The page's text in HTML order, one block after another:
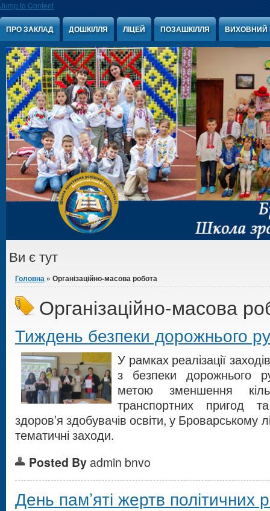
Jump to Content
ПРО ЗАКЛАД ДОШКІЛЛЯ ЛІЦЕЙ ПОЗАШКІЛЛЯ ВИХОВНИЙ
Ви є тут
Головна » Організаційно-масова робота
Організаційно-масова
Тиждень безпеки дорожнього
У рамках реалізації
з безпеки дорожнього
метою зменшення
транспортних пригод
здоров’я здобувачів освіти, у Броварському
тематичні заходи.
Posted By admin bnvo
День пам’яті жертв політичних